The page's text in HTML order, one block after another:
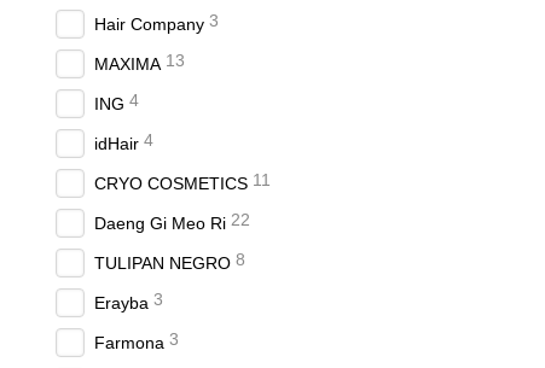
Hair Company 3
MAXIMA 13
ING 4
idHair 4
CRYO COSMETICS 11
Daeng Gi Meo Ri 22
TULIPAN NEGRO 8
Erayba 3
Farmona 3